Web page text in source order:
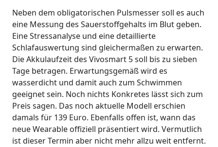
Neben dem obligatorischen Pulsmesser soll es auch
eine Messung des Sauerstoffgehalts im Blut geben.
Eine Stressanalyse und eine detaillierte
Schlafauswertung sind gleichermaßen zu erwarten.
Die Akkulaufzeit des Vivosmart 5 soll bis zu sieben
Tage betragen. Erwartungsgemäß wird es
wasserdicht und damit auch zum Schwimmen
geeignet sein. Noch nichts Konkretes lässt sich zum
Preis sagen. Das noch aktuelle Modell erschien
damals für 139 Euro. Ebenfalls offen ist, wann das
neue Wearable offiziell präsentiert wird. Vermutlich
ist dieser Termin aber nicht mehr allzu weit entfernt.